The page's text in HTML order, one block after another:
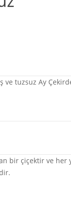
ve tuzsuz Ay
bir çiçektir ve her